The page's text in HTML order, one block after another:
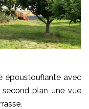
époustouflante avec
plan une vue